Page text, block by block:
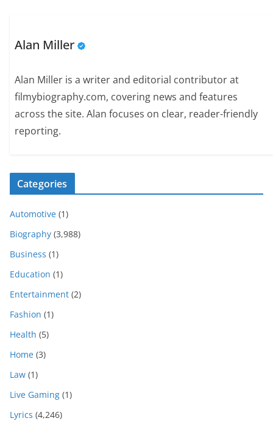
Alan Miller
Alan Miller is a writer and editorial contributor at
filmybiography.com, covering news and features
across the site. Alan focuses on clear, reader-friendly
reporting.
Categories
Automotive (1)
Biography (3,988)
Business (1)
Education (1)
Entertainment (2)
Fashion (1)
Health (5)
Home (3)
Law (1)
Live Gaming (1)
Lyrics (4,246)